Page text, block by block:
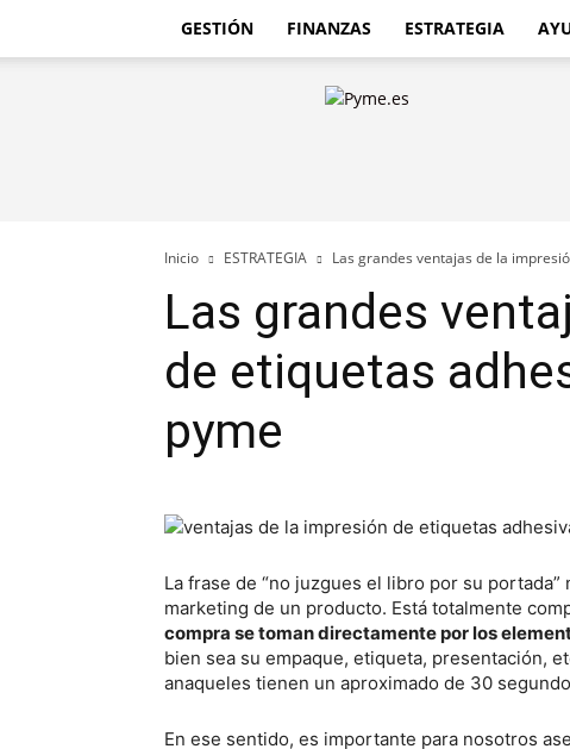
GESTIÓN FINANZAS ESTRATEGIA
Inicio ESTRATEGIA Las grandes ventajas de la
Las grandes
de etiquetas
pyme
La frase de “no juzgues el libro por su
marketing de un producto. Está totalmente
compra se toman directamente por los
bien sea su empaque, etiqueta, presentación,
anaqueles tienen un aproximado de 30
En ese sentido, es importante para nosotros